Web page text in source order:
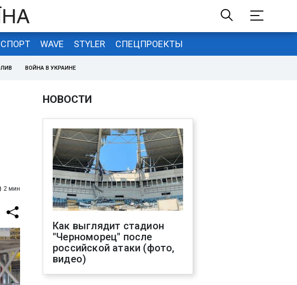
СПОРТ WAVE STYLER СПЕЦПРОЕКТЫ
ВОЙНА В УКРАИНЕ
2 мин
НОВОСТИ
Как выглядит стадион
"Черноморец" после
российской атаки (фото,
видео)